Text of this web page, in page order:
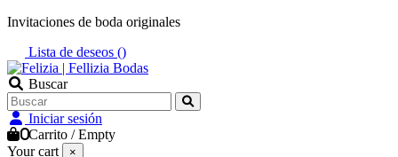
Invitaciones de boda originales
Lista de deseos ()
Buscar
Iniciar sesión
0Carrito /Empty
Your cart
×